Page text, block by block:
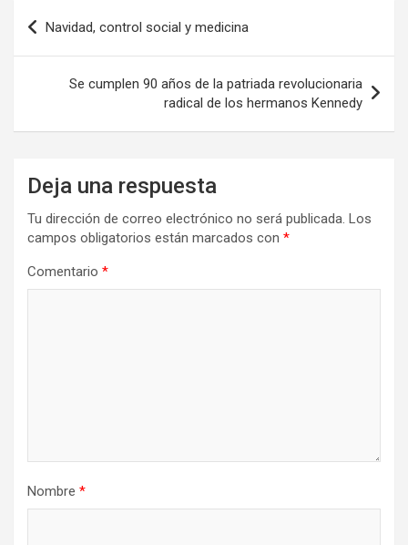
k
n
Navegación
de
entradas
Navidad, control social y medicina
Se cumplen 90 años de la patriada revolucionaria
radical de los hermanos Kennedy
Deja una respuesta
Tu dirección de correo electrónico no será publicada. Los
campos obligatorios están marcados con *
Comentario *
Nombre *